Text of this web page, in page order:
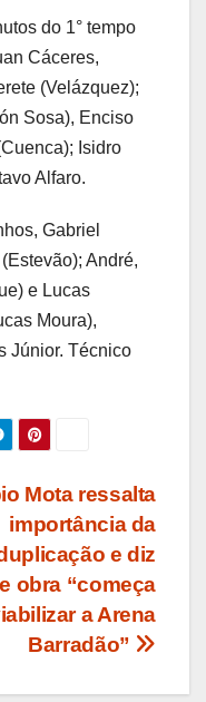
do 1° tempo
Cáceres,
(Velázquez);
Sosa), Enciso
Isidro
Alfaro.
Gabriel
André,
e Lucas
Moura),
Júnior. Técnico
Mota ressalta
importância da
e diz
obra “começa
a Arena
Barradão”